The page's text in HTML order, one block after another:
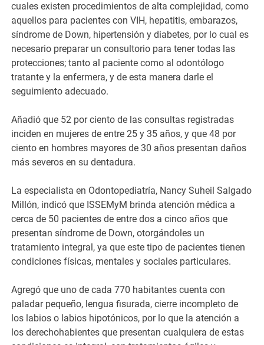
cuales existen procedimientos de alta complejidad, como
aquellos para pacientes con VIH, hepatitis, embarazos,
síndrome de Down, hipertensión y diabetes, por lo cual es
necesario preparar un consultorio para tener todas las
protecciones; tanto al paciente como al odontólogo
tratante y la enfermera, y de esta manera darle el
seguimiento adecuado.
Añadió que 52 por ciento de las consultas registradas
inciden en mujeres de entre 25 y 35 años, y que 48 por
ciento en hombres mayores de 30 años presentan daños
más severos en su dentadura.
La especialista en Odontopediatría, Nancy Suheil Salgado
Millón, indicó que ISSEMyM brinda atención médica a
cerca de 50 pacientes de entre dos a cinco años que
presentan síndrome de Down, otorgándoles un
tratamiento integral, ya que este tipo de pacientes tienen
condiciones físicas, mentales y sociales particulares.
Agregó que uno de cada 770 habitantes cuenta con
paladar pequeño, lengua fisurada, cierre incompleto de
los labios o labios hipotónicos, por lo que la atención a
los derechohabientes que presentan cualquiera de estas